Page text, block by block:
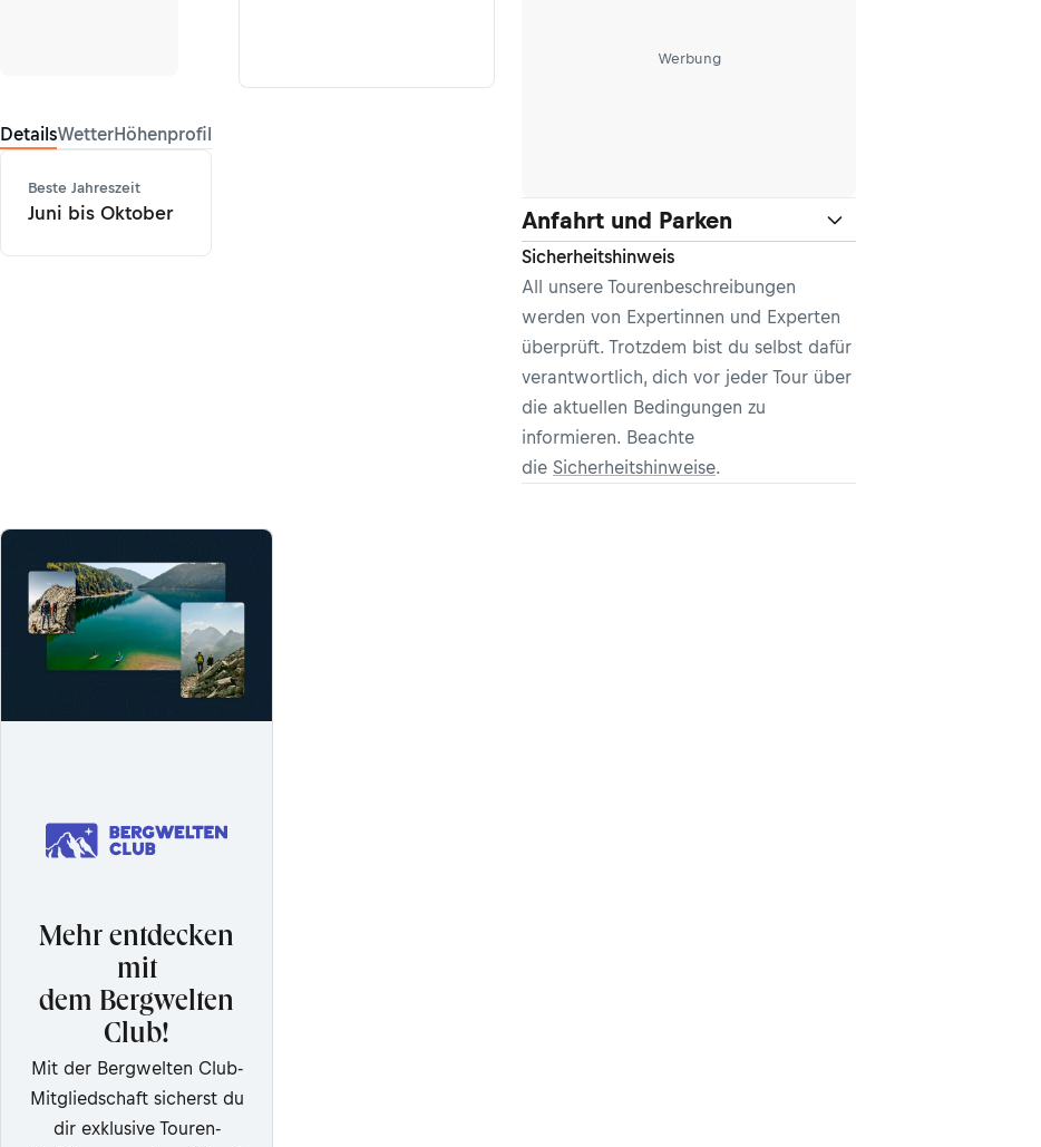
DetailsWetterHöhenprofil
Beste Jahreszeit
Juni bis Oktober
Werbung
Anfahrt und Parken
Sicherheitshinweis
All unsere Tourenbeschreibungen
werden von Expertinnen und Experten
überprüft. Trotzdem bist du selbst dafür
verantwortlich, dich vor jeder Tour über
die aktuellen Bedingungen zu
informieren. Beachte
die Sicherheitshinweise.
Mehr entdecken
mit
dem Bergwelten
Club!
Mit der Bergwelten Club-
Mitgliedschaft sicherst du
dir exklusive Touren-